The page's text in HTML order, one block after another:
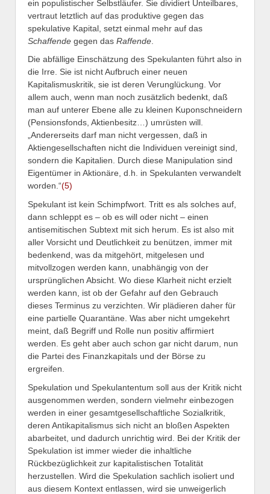
ein populistischer Selbstläufer. Sie dividiert Unteilbares,
vertraut letztlich auf das produktive gegen das
spekulative Kapital, setzt einmal mehr auf das
Schaffende gegen das Raffende
Die abfällige Einschätzung des Spekulanten führt also in
die Irre. Sie ist nicht Aufbruch einer neuen
Kapitalismuskritik, sie ist deren Verunglückung. Vor
allem auch, wenn man noch zusätzlich bedenkt, daß
man auf unterer Ebene alle zu kleinen Kuponschneidern
(Pensionsfonds, Aktienbesitz…) umrüsten will.
„Andererseits darf man nicht vergessen, daß in
Aktiengesellschaften nicht die Individuen vereinigt sind,
sondern die Kapitalien. Durch diese Manipulation sind
Eigentümer in Aktionäre, d.h. in Spekulanten verwandelt
worden.“(5)
Spekulant ist kein Schimpfwort. Tritt es als solches auf,
dann schleppt es – ob es will oder nicht – einen
antisemitischen Subtext mit sich herum. Es ist also mit
aller Vorsicht und Deutlichkeit zu benützen, immer mit
bedenkend, was da mitgehört, mitgelesen und
mitvollzogen werden kann, unabhängig von der
ursprünglichen Absicht. Wo diese Klarheit nicht erzielt
werden kann, ist ob der Gefahr auf den Gebrauch
dieses Terminus zu verzichten. Wir plädieren daher für
eine partielle Quarantäne. Was aber nicht umgekehrt
meint, daß Begriff und Rolle nun positiv affirmiert
werden. Es geht aber auch schon gar nicht darum, nun
die Partei des Finanzkapitals und der Börse zu
ergreifen.
Spekulation und Spekulantentum soll aus der Kritik nicht
ausgenommen werden, sondern vielmehr einbezogen
werden in einer gesamtgesellschaftliche Sozialkritik,
deren Antikapitalismus sich nicht an bloßen Aspekten
abarbeitet, und dadurch unrichtig wird. Bei der Kritik der
Spekulation ist immer wieder die inhaltliche
Rückbezüglichkeit zur kapitalistischen Totalität
herzustellen. Wird die Spekulation sachlich isoliert und
aus diesem Kontext entlassen, wird sie unweigerlich